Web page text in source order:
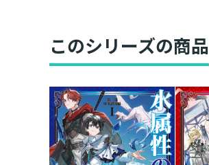
このシリーズの商品